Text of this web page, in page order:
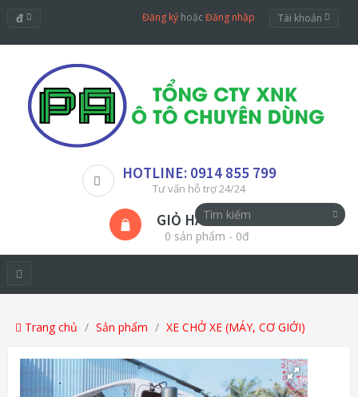
đ Đăng ký hoặcĐăng nhập Tài khoản
HOTLINE: 0914 855 799
Tư vấn hỗ trợ 24/24
GIỎ HÀNG
0 sản phẩm - 0đ
Trang chủ Sản phẩm XE CHỞ XE (MÁY, CƠ GIỚI)